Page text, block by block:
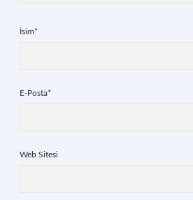
İsim*
E-Posta*
Web Sitesi